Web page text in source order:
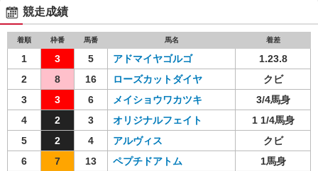
競走成績
着順 枠番 馬番 馬名 着差
1 3 5 アドマイヤゴルゴ
1.23.8
2
8 16 ローズカットダイヤ
クビ
3
3 6 メイショウワカツキ
3/4馬身
4
2 3 オリジナルフェイト
1 1/4馬身
5
2 4 アルヴィス
クビ
6
7 13 ペプチドアトム
1馬身